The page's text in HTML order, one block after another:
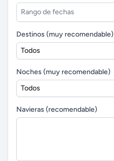
Destinos (muy recomendable)
Noches (muy recomendable)
Navieras (recomendable)